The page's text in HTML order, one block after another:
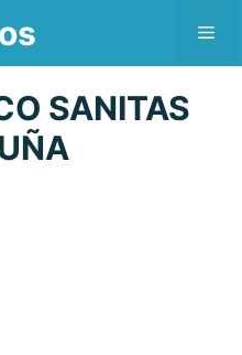
SANITAS